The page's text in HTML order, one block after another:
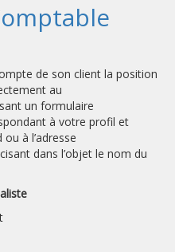
de son client la position
au
un formulaire
à votre profil et
à l’adresse
dans l’objet le nom du